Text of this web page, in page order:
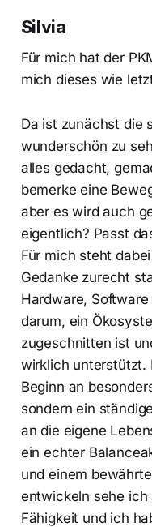
Silvia
Für mich hat der
mich dieses wie
Da ist zunächst die
wunderschön zu
alles gedacht,
bemerke eine
aber es wird auch
eigentlich? Passt
Für mich steht
Gedanke zurecht
Hardware,
darum, ein
zugeschnitten ist
wirklich unterstützt.
Beginn an
sondern ein
an die eigene
ein echter
und einem
entwickeln sehe ich
Fähigkeit und ich